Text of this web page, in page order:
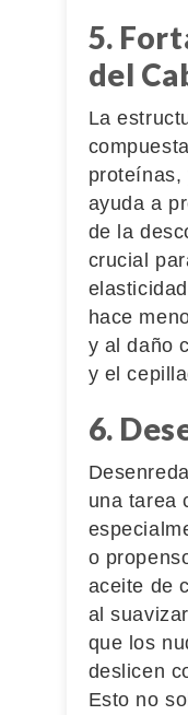
5.
del
La
proteínas,
ayuda a
de la
crucial
hace
y al daño
y el
6.
una tarea
o
aceite de
al
que los
deslicen
Esto no